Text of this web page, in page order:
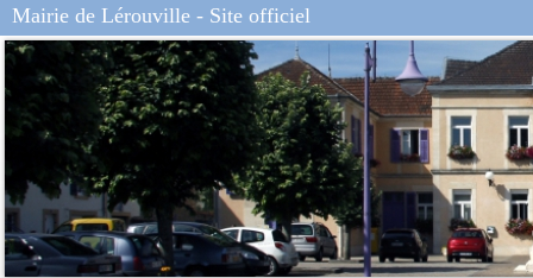
Mairie de Lérouville - Site officiel